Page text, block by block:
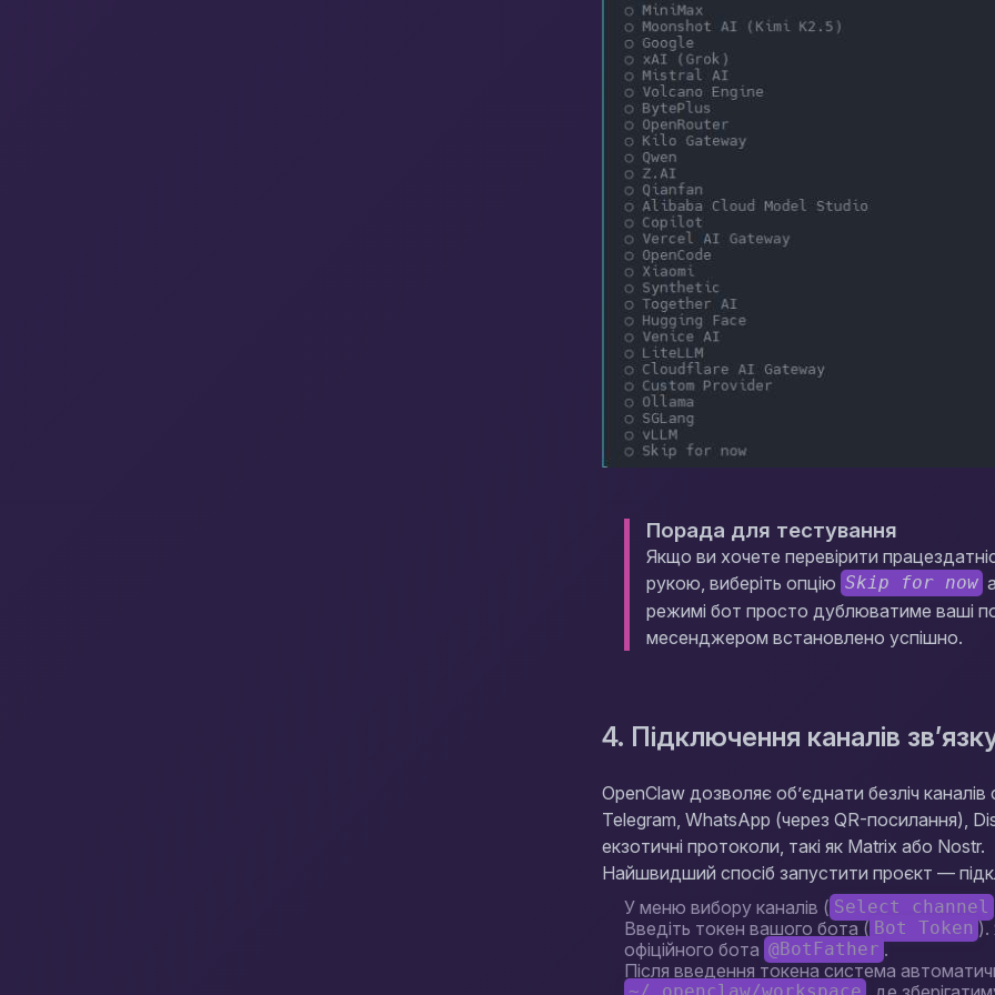
Порада для тестування
Якщо ви хочете перевірити
рукою, виберіть опцію Skip for now
режимі бот просто дублюватиме ваші
месенджером встановлено успішно.
4. Підключення каналів
OpenClaw дозволяє об’єднати безліч
Telegram, WhatsApp (через QR-посилання),
екзотичні протоколи, такі як Matrix або Nostr.
Найшвидший спосіб запустити проєкт —
У меню вибору каналів ( Select channel
Введіть токен вашого бота ( Bot Token ).
офіційного бота @BotFather .
Після введення токена система